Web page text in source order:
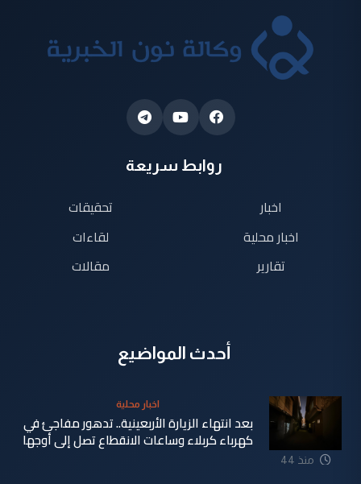
روابط سريعة
اخبار
اخبار محلية
تقارير
تحقيقات
لقاءات
مقالات
أحدث المواضيع
منذ 44
اخبار محلية
بعد انتهاء الزيارة الأربعينية.. تدهور مفاجئ في
كهرباء كربلاء وساعات الانقطاع تصل إلى أوجها